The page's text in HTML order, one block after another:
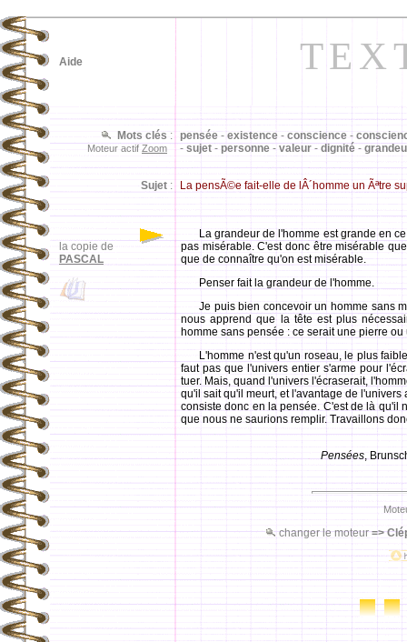
la copie de
PASCAL
pensée - existence - conscience -
- sujet - personne - valeur - dignité -
Mots clés :
Moteur actif Zoom
Sujet : La pensÃ©e fait-elle de lÂ´homme un Ãªtre
Aide
La grandeur de l'homme est grande en
pas misérable. C'est donc être misérable
que de connaître qu'on est misérable.
Penser fait la grandeur de l'homme.
Je puis bien concevoir un homme sans
nous apprend que la tête est plus
homme sans pensée : ce serait une pierre ou
L'homme n'est qu'un roseau, le plus
faut pas que l'univers entier s'arme pour
tuer. Mais, quand l'univers l'écraserait,
qu'il sait qu'il meurt, et l'avantage de
consiste donc en la pensée. C'est de là qu'il
que nous ne saurions remplir. Travaillons
Pensées,
changer le moteur=>